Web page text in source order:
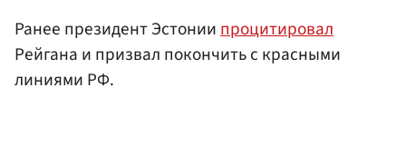
Ранее президент Эстониипроцитировал
Рейгана и призвал покончить с красными
линиями РФ.